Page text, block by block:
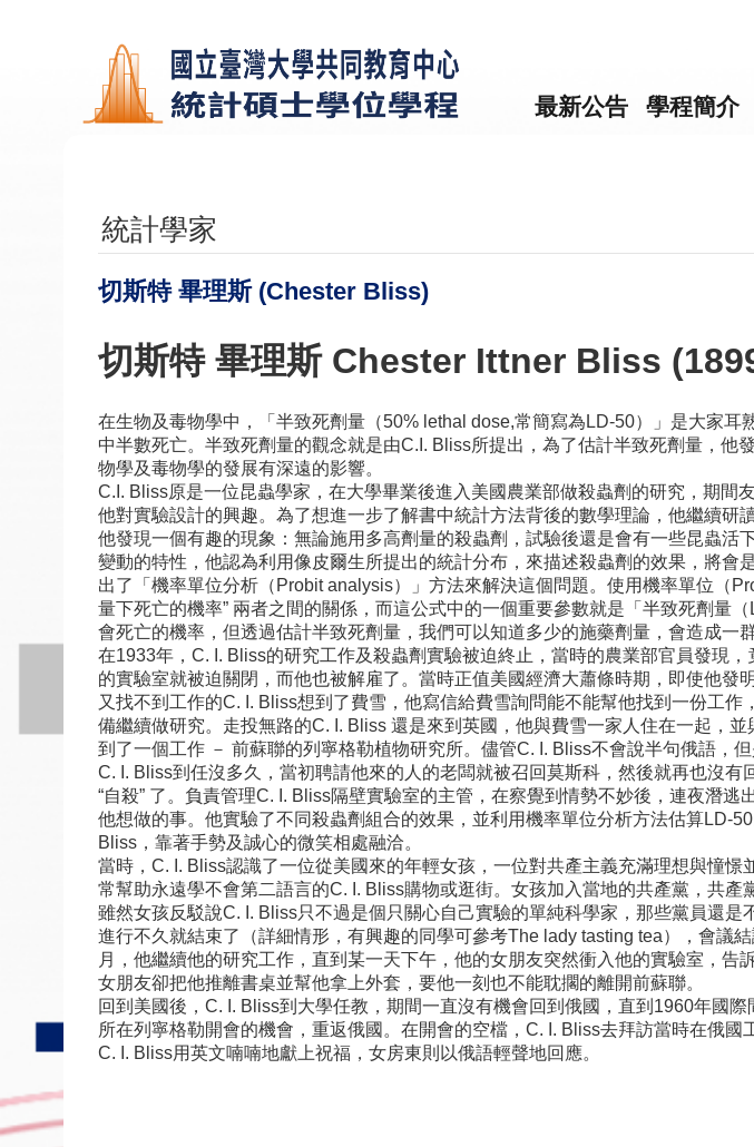
最新公告 學程簡介
統計學家
切斯特 畢理斯 (Chester Bliss)
切斯特 畢理斯 Chester Ittner Bliss
在生物及毒物學中，「半致死劑量（50% lethal dose,常簡寫為LD-50）」是大家
中半數死亡。半致死劑量的觀念就是由C.I. Bliss所提出，為了估計半致死劑量，
物學及毒物學的發展有深遠的影響。
C.I. Bliss原是一位昆蟲學家，在大學畢業後進入美國農業部做殺蟲劑的研究，期
他對實驗設計的興趣。為了想進一步了解書中統計方法背後的數學理論，他繼續
他發現一個有趣的現象：無論施用多高劑量的殺蟲劑，試驗後還是會有一些昆蟲
變動的特性，他認為利用像皮爾生所提出的統計分布，來描述殺蟲劑的效果，將
出了「機率單位分析（Probit analysis）」方法來解決這個問題。使用機率單位（
量下死亡的機率” 兩者之間的關係，而這公式中的一個重要參數就是「半致死劑量
會死亡的機率，但透過估計半致死劑量，我們可以知道多少的施藥劑量，會造成一
在1933年，C. I. Bliss的研究工作及殺蟲劑實驗被迫終止，當時的農業部官員發現
的實驗室就被迫關閉，而他也被解雇了。當時正值美國經濟大蕭條時期，即使他
又找不到工作的C. I. Bliss想到了費雪，他寫信給費雪詢問能不能幫他找到一份工
備繼續做研究。走投無路的C. I. Bliss 還是來到英國，他與費雪一家人住在一起，
到了一個工作 － 前蘇聯的列寧格勒植物研究所。儘管C. I. Bliss不會說半句俄語，
C. I. Bliss到任沒多久，當初聘請他來的人的老闆就被召回莫斯科，然後就再也沒
“自殺” 了。負責管理C. I. Bliss隔壁實驗室的主管，在察覺到情勢不妙後，連夜潛
他想做的事。他實驗了不同殺蟲劑組合的效果，並利用機率單位分析方法估算LD-
Bliss，靠著手勢及誠心的微笑相處融洽。
當時，C. I. Bliss認識了一位從美國來的年輕女孩，一位對共產主義充滿理想與憧
常幫助永遠學不會第二語言的C. I. Bliss購物或逛街。女孩加入當地的共產黨，共
雖然女孩反駁說C. I. Bliss只不過是個只關心自己實驗的單純科學家，那些黨員還
進行不久就結束了（詳細情形，有興趣的同學可參考The lady tasting tea），會議
月，他繼續他的研究工作，直到某一天下午，他的女朋友突然衝入他的實驗室，
女朋友卻把他推離書桌並幫他拿上外套，要他一刻也不能耽擱的離開前蘇聯。
回到美國後，C. I. Bliss到大學任教，期間一直沒有機會回到俄國，直到1960年國
所在列寧格勒開會的機會，重返俄國。在開會的空檔，C. I. Bliss去拜訪當時在俄
C. I. Bliss用英文喃喃地獻上祝福，女房東則以俄語輕聲地回應。